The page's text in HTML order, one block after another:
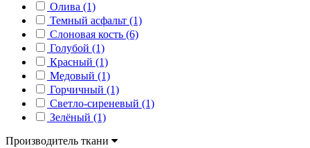
Олива (1)
Темный асфальт (1)
Слоновая кость (6)
Голубой (1)
Красный (1)
Медовый (1)
Горчичный (1)
Светло-сиреневый (1)
Зелёный (1)
Производитель ткани